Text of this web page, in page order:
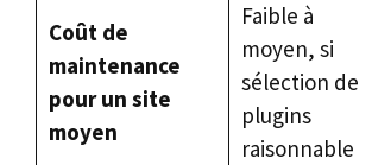
Coût de
maintenance
pour un site
moyen
Faible à
moyen, si
sélection de
plugins
raisonnable